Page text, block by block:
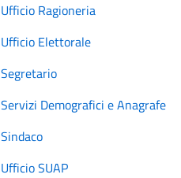
Ufficio Ragioneria
Ufficio Elettorale
Segretario
Servizi Demografici e Anagrafe
Sindaco
Ufficio SUAP